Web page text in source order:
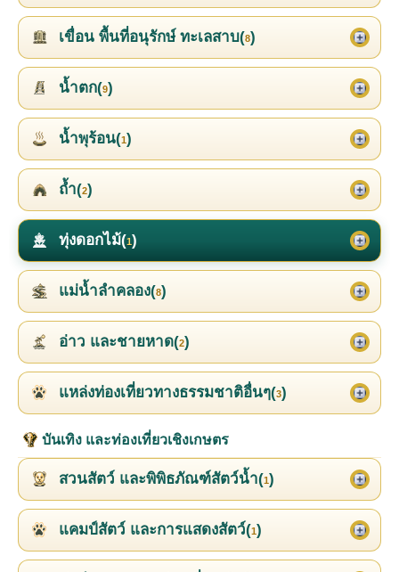
เขื่อน พื้นที่อนุรักษ์ ทะเลสาบ(8)
น้ำตก(9)
น้ำพุร้อน(1)
ถ้ำ(2)
ทุ่งดอกไม้(1)
แม่น้ำลำคลอง(8)
อ่าว และชายหาด(2)
แหล่งท่องเที่ยวทางธรรมชาติอื่นๆ(3)
บันเทิง และท่องเที่ยวเชิงเกษตร
สวนสัตว์ และพิพิธภัณฑ์สัตว์น้ำ(1)
แคมป์สัตว์ และการแสดงสัตว์(1)